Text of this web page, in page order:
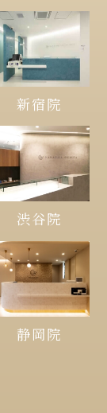
新宿院
渋谷院
静岡院